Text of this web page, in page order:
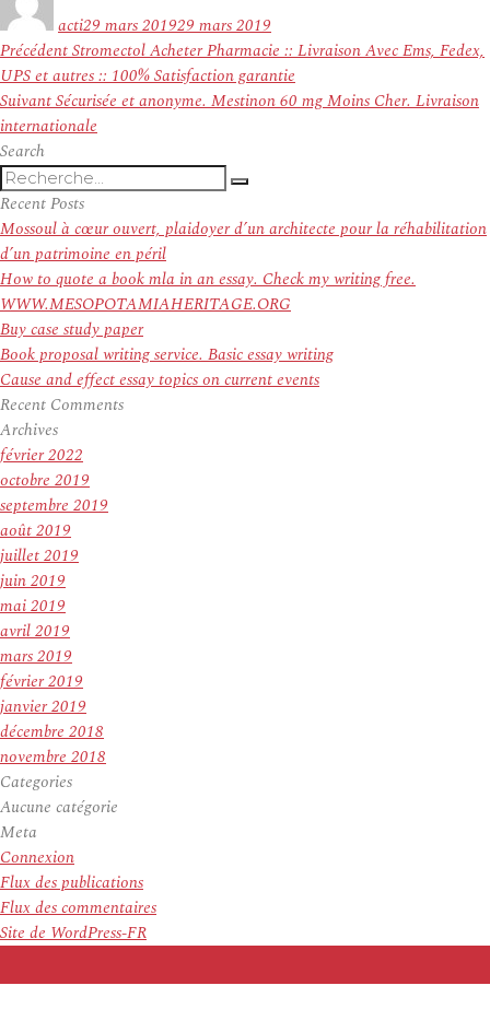
actile
29 mars 201929 mars 2019
Navigation
de
l’article
PrécédentArticle
précédent :
Stromectol Acheter Pharmacie :: Livraison Avec Ems, Fedex,
UPS et autres :: 100% Satisfaction garantie
SuivantArticle
suivant :
Sécurisée et anonyme. Mestinon 60 mg Moins Cher. Livraison
internationale
Search
Recherche
pour
:
Recherche
Recent Posts
Mossoul à cœur ouvert, plaidoyer d’un architecte pour la réhabilitation
d’un patrimoine en péril
How to quote a book mla in an essay. Check my writing free.
WWW.MESOPOTAMIAHERITAGE.ORG
Buy case study paper
Book proposal writing service. Basic essay writing
Cause and effect essay topics on current events
Recent Comments
Archives
février 2022
octobre 2019
septembre 2019
août 2019
juillet 2019
juin 2019
mai 2019
avril 2019
mars 2019
février 2019
janvier 2019
décembre 2018
novembre 2018
Categories
Aucune catégorie
Meta
Connexion
Flux des publications
Flux des commentaires
Site de WordPress-FR